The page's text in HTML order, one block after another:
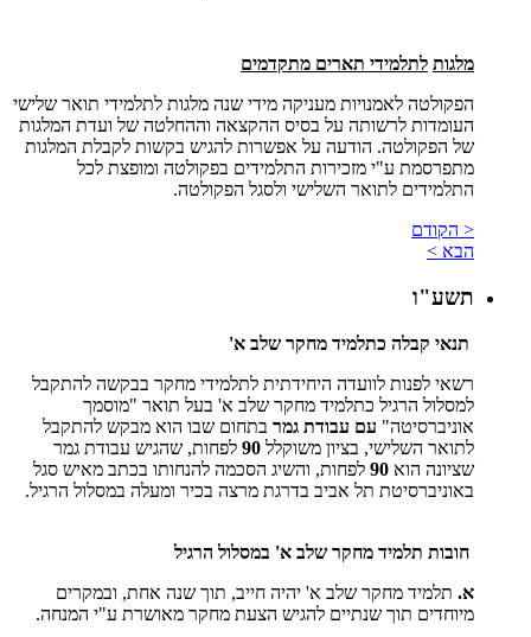
מלגות לתלמידי תארים מתקדמים
הפקולטה לאמנויות מעניקה מידי שנה מלגות לתלמידי תואר שלישי
העומדות לרשותה על בסיס ההקצאה וההחלטה של ועדת המלגות
של הפקולטה. הודעה על אפשרות להגיש בקשות לקבלת המלגות
מתפרסמת ע"י מזכירות התלמידים בפקולטה ומופצת לכל
התלמידים לתואר השלישי ולסגל הפקולטה.
< הקודם
הבא >
תשע"ו
תנאי קבלה כתלמיד מחקר שלב א'
רשאי לפנות לוועדה היחידתית לתלמידי מחקר בבקשה להתקבל
למסלול הרגיל כתלמיד מחקר שלב א' בעל תואר "מוסמך
אוניברסיטה" עם עבודת גמר בתחום שבו הוא מבקש להתקבל
לתואר השלישי, בציון משוקלל 90 לפחות, שהגיש עבודת גמר
שציונה הוא 90 לפחות, והשיג הסכמה להנחותו בכתב מאיש סגל
באוניברסיטת תל אביב בדרגת מרצה בכיר ומעלה במסלול הרגיל.
חובות תלמיד מחקר שלב א' במסלול הרגיל
א. תלמיד מחקר שלב א' יהיה חייב, תוך שנה אחת, ובמקרים
מיוחדים תוך שנתיים להגיש הצעת מחקר מאושרת ע"י המנחה.